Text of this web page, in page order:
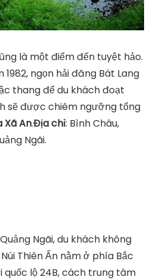
là một điểm đến tuyệt hảo.
ngọn hải đăng Bát Lang
thang để du khách đoạt
sẽ được chiêm ngưỡng tổng
Xã An.Địa chỉ: Bình Châu,
Ngãi.
Ngãi, du khách không
Thiên Ấn nằm ở phía Bắc
quốc lộ 24B, cách trung tâm